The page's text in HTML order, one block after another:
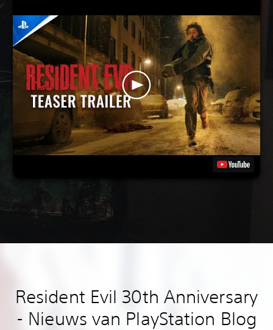
Resident Evil 30th Anniversary
- Nieuws van PlayStation Blog